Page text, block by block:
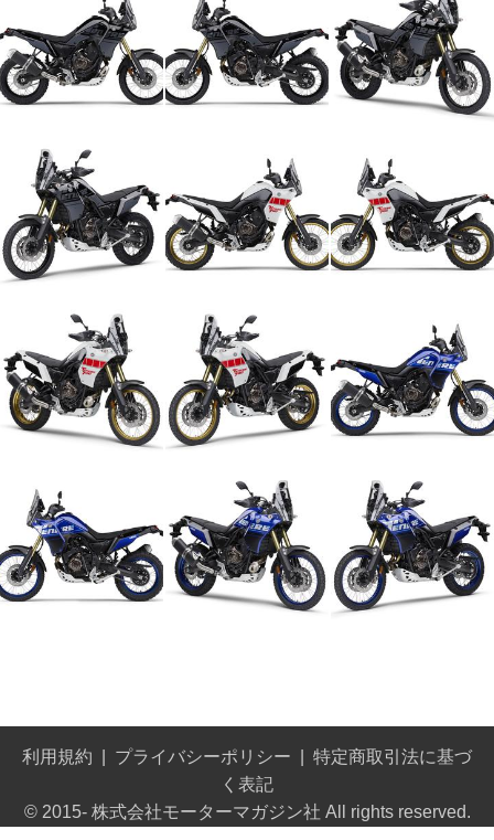
利用規約 プライバシーポリシー
特定商取引法に基づ
く表記
© 2015- 株式会社モーターマガジン社 All rights reserved.